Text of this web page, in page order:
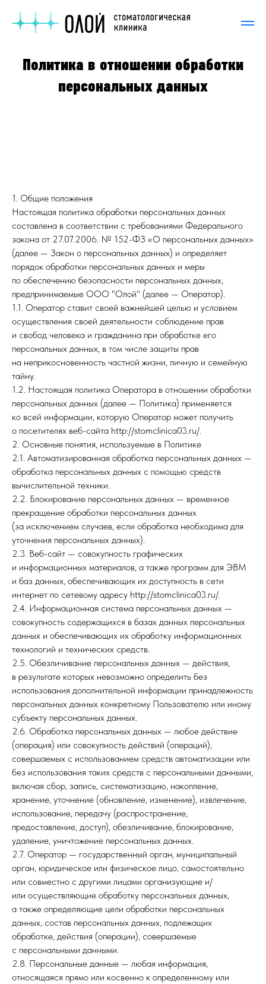
Политика в отношении обработки
персональных данных
1. Общие положения
Настоящая политика обработки персональных данных
составлена в соответствии с требованиями Федерального
закона от 27.07.2006. № 152-ФЗ «О персональных данных»
(далее — Закон о персональных данных) и определяет
порядок обработки персональных данных и меры
по обеспечению безопасности персональных данных,
предпринимаемые ООО "Олой" (далее — Оператор).
1.1. Оператор ставит своей важнейшей целью и условием
осуществления своей деятельности соблюдение прав
и свобод человека и гражданина при обработке его
персональных данных, в том числе защиты прав
на неприкосновенность частной жизни, личную и семейную
тайну.
1.2. Настоящая политика Оператора в отношении обработки
персональных данных (далее — Политика) применяется
ко всей информации, которую Оператор может получить
о посетителях веб-сайта http://stomclinica03.ru/.
2. Основные понятия, используемые в Политике
2.1. Автоматизированная обработка персональных данных —
обработка персональных данных с помощью средств
вычислительной техники.
2.2. Блокирование персональных данных — временное
прекращение обработки персональных данных
(за исключением случаев, если обработка необходима для
уточнения персональных данных).
2.3. Веб-сайт — совокупность графических
и информационных материалов, а также программ для ЭВМ
и баз данных, обеспечивающих их доступность в сети
интернет по сетевому адресу http://stomclinica03.ru/.
2.4. Информационная система персональных данных —
совокупность содержащихся в базах данных персональных
данных и обеспечивающих их обработку информационных
технологий и технических средств.
2.5. Обезличивание персональных данных — действия,
в результате которых невозможно определить без
использования дополнительной информации принадлежность
персональных данных конкретному Пользователю или иному
субъекту персональных данных.
2.6. Обработка персональных данных — любое действие
(операция) или совокупность действий (операций),
совершаемых с использованием средств автоматизации или
без использования таких средств с персональными данными,
включая сбор, запись, систематизацию, накопление,
хранение, уточнение (обновление, изменение), извлечение,
использование, передачу (распространение,
предоставление, доступ), обезличивание, блокирование,
удаление, уничтожение персональных данных.
2.7. Оператор — государственный орган, муниципальный
орган, юридическое или физическое лицо, самостоятельно
или совместно с другими лицами организующие и/
или осуществляющие обработку персональных данных,
а также определяющие цели обработки персональных
данных, состав персональных данных, подлежащих
обработке, действия (операции), совершаемые
с персональными данными.
2.8. Персональные данные — любая информация,
относящаяся прямо или косвенно к определенному или